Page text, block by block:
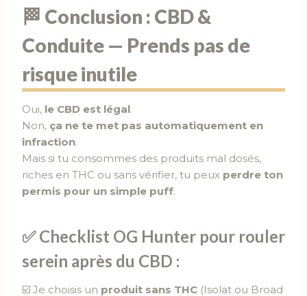
🏁 Conclusion : CBD &
Conduite — Prends pas de
risque inutile
Oui, le CBD est légal.
Non, ça ne te met pas automatiquement en
infraction.
Mais si tu consommes des produits mal dosés,
riches en THC ou sans vérifier, tu peux perdre ton
permis pour un simple puff.
✅ Checklist OG Hunter pour rouler
serein après du CBD :
☑️ Je choisis un produit sans THC (Isolat ou Broad